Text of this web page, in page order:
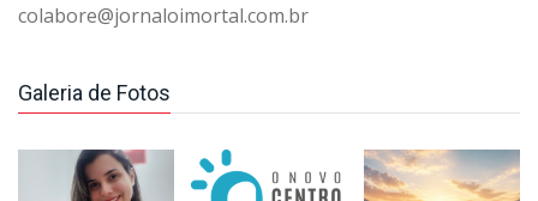
colabore@jornaloimortal.com.br
Galeria de Fotos